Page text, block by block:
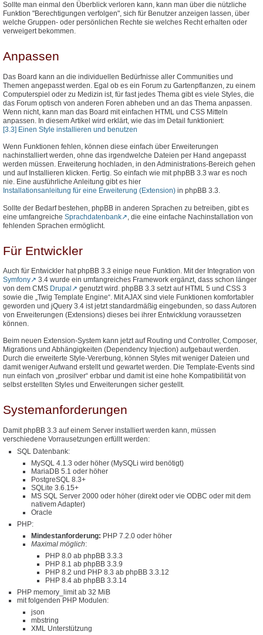
Sollte man einmal den Überblick verloren kann, kann man über die nützliche
Funktion "Berechtigungen verfolgen", sich für Benutzer anzeigen lassen, über
welche Gruppen- oder persönlichen Rechte sie welches Recht erhalten oder
verweigert bekommen.
Anpassen
Das Board kann an die individuellen Bedürfnisse aller Communities und
Themen angepasst werden. Egal ob es ein Forum zu Gartenpflanzen, zu einem
Computerspiel oder zu Medizin ist, für fast jedes Thema gibt es viele Styles, die
das Forum optisch von anderen Foren abheben und an das Thema anpassen.
Wenn nicht, kann man das Board mit einfachen HTML und CSS Mitteln
anpassen. In diesem Artikel wird erklärt, wie das im Detail funktioniert:
[3.3] Einen Style installieren und benutzen
Wenn Funktionen fehlen, können diese einfach über Erweiterungen
nachinstalliert werden, ohne das irgendwelche Dateien per Hand angepasst
werden müssen. Erweiterung hochladen, in den Administrations-Bereich gehen
und auf Installieren klicken. Fertig. So einfach wie mit phpBB 3.3 war es noch
nie. Eine ausführliche Anleitung gibt es hier
Installationsanleitung für eine Erweiterung (Extension) in phpBB 3.3.
Sollte der Bedarf bestehen, phpBB in anderen Sprachen zu betreiben, gibt es
eine umfangreiche Sprachdatenbank
, die eine einfache Nachinstallation von
fehlenden Sprachen ermöglicht.
Für Entwickler
Auch für Entwickler hat phpBB 3.3 einige neue Funktion. Mit der Integration von
Symfony
3.4 wurde ein umfangreiches Framework ergänzt, dass schon länger
von dem CMS Drupal
genutzt wird. phpBB 3.3 setzt auf HTML 5 und CSS 3
sowie die „Twig Template Engine“. Mit AJAX sind viele Funktionen komfortabler
geworden und jQuery 3.4 ist jetzt standardmäßig eingebunden, so dass Autoren
von Erweiterungen (Extensions) dieses bei ihrer Entwicklung voraussetzen
können.
Beim neuen Extension-System kann jetzt auf Routing und Controller, Composer,
Migrations und Abhängigkeiten (Dependency Injection) aufgebaut werden.
Durch die erweiterte Style-Vererbung, können Styles mit weniger Dateien und
damit weniger Aufwand erstellt und gewartet werden. Die Template-Events sind
nun einfach von „prosilver“ erbbar und damit ist eine hohe Kompatibilität von
selbst erstellten Styles und Erweiterungen sicher gestellt.
Systemanforderungen
Damit phpBB 3.3 auf einem Server installiert werden kann, müssen
verschiedene Vorrausetzungen erfüllt werden:
SQL Datenbank:
MySQL 4.1.3 oder höher (MySQLi wird benötigt)
MariaDB 5.1 oder höher
PostgreSQL 8.3+
SQLite 3.6.15+
MS SQL Server 2000 oder höher (direkt oder vie ODBC oder mit dem
nativem Adapter)
Oracle
PHP:
Mindestanforderung: PHP 7.2.0 oder höher
Maximal möglich:
PHP 8.0 ab phpBB 3.3.3
PHP 8.1 ab phpBB 3.3.9
PHP 8.2 und PHP 8.3 ab phpBB 3.3.12
PHP 8.4 ab phpBB 3.3.14
PHP memory_limit ab 32 MiB
mit folgenden PHP Modulen:
json
mbstring
XML Unterstützung